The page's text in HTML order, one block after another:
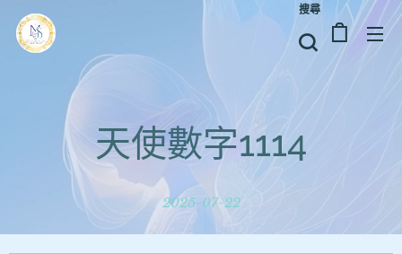
搜尋
天使數字1114
2025-07-22